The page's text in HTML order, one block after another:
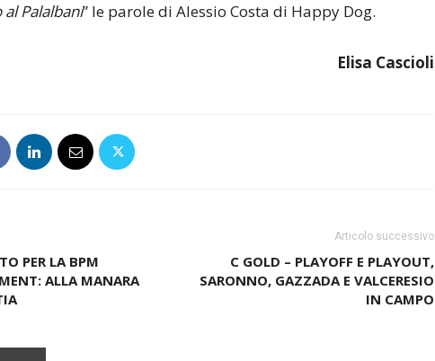
Palalbani” le parole di Alessio Costa di Happy Dog.
Elisa Cascioli
PER LA BPM
ALLA MANARA
Articolo successivo
C GOLD – PLAYOFF E PLAYOUT,
SARONNO, GAZZADA E VALCERESIO
IN CAMPO